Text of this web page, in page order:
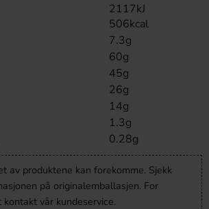
2117kJ
506kcal
7.3g
60g
45g
26g
14g
1.3g
0.28g
av produktene kan forekomme. Sjekk
på originalemballasjen. For
vår kundeservice.